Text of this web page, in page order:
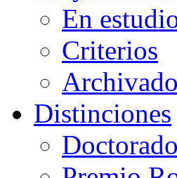
En
Criterios
Distinciones